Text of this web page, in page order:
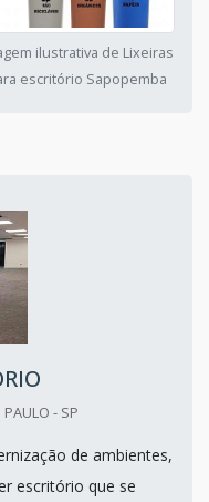
ilustrativa de Lixeiras
escritório Sapopemba
- SP
de ambientes,
escritório que se